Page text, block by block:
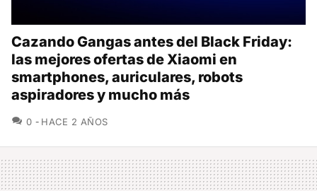
Cazando Gangas antes del Black Friday:
las mejores ofertas de Xiaomi en
smartphones, auriculares, robots
aspiradores y mucho más
0 COMENTARIOS
HACE 2 AÑOS